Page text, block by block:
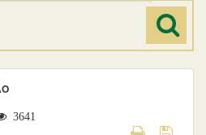
3641